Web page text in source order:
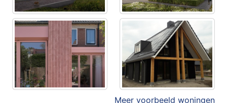
Meer voorbeeld woningen